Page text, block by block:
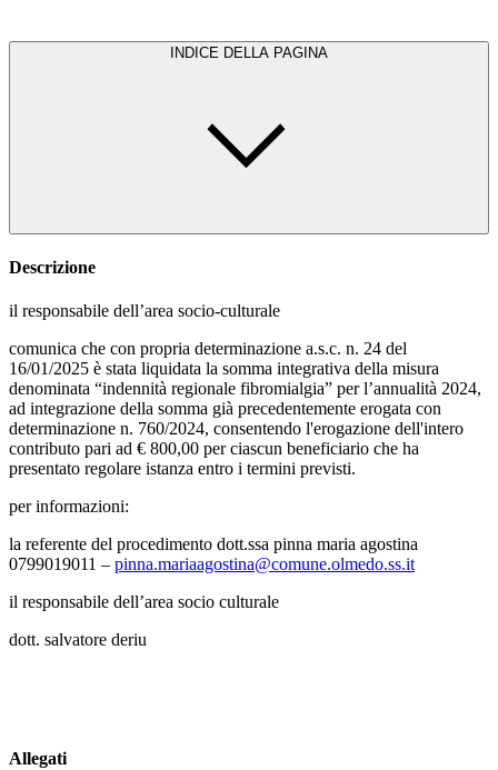
INDICE DELLA PAGINA
Descrizione
il responsabile dell’area socio-culturale
comunica che con propria determinazione a.s.c. n. 24 del
16/01/2025 è stata liquidata la somma integrativa della misura
denominata “indennità regionale fibromialgia” per l’annualità 2024,
ad integrazione della somma già precedentemente erogata con
determinazione n. 760/2024, consentendo l'erogazione dell'intero
contributo pari ad € 800,00 per ciascun beneficiario che ha
presentato regolare istanza entro i termini previsti.
per informazioni:
la referente del procedimento dott.ssa pinna maria agostina
0799019011 – pinna.mariaagostina@comune.olmedo.ss.it
il responsabile dell’area socio culturale
dott. salvatore deriu
Allegati